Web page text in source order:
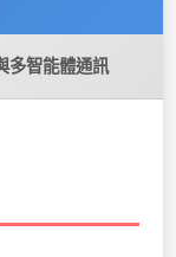
多智能體通訊